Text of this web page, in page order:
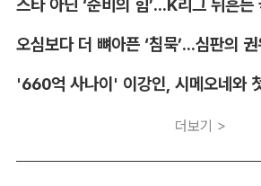
더보기 >